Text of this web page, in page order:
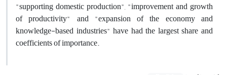
"supporting domestic production", "improvement and growth
of productivity" and "expansion of the economy and
knowledge-based industries" have had the largest share and
coefficients of importance.